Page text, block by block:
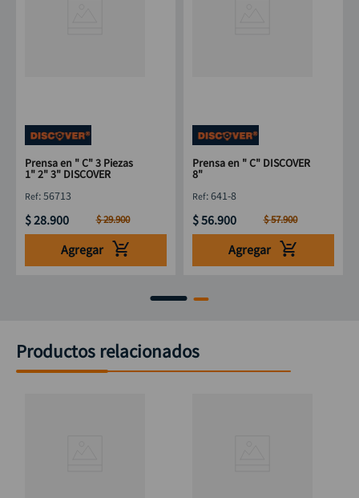
Prensa en " C" 3 Piezas
1" 2" 3" DISCOVER
:56713
$28.900 $29.900
Agregar
Prensa en " C" DISCOVER
8"
:641-8
$56.900 $57.900
Agregar
Productos relacionados